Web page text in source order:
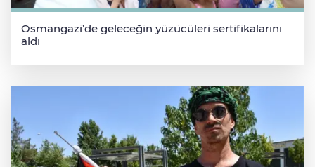
Osmangazi’de geleceğin yüzücüleri sertifikalarını
aldı